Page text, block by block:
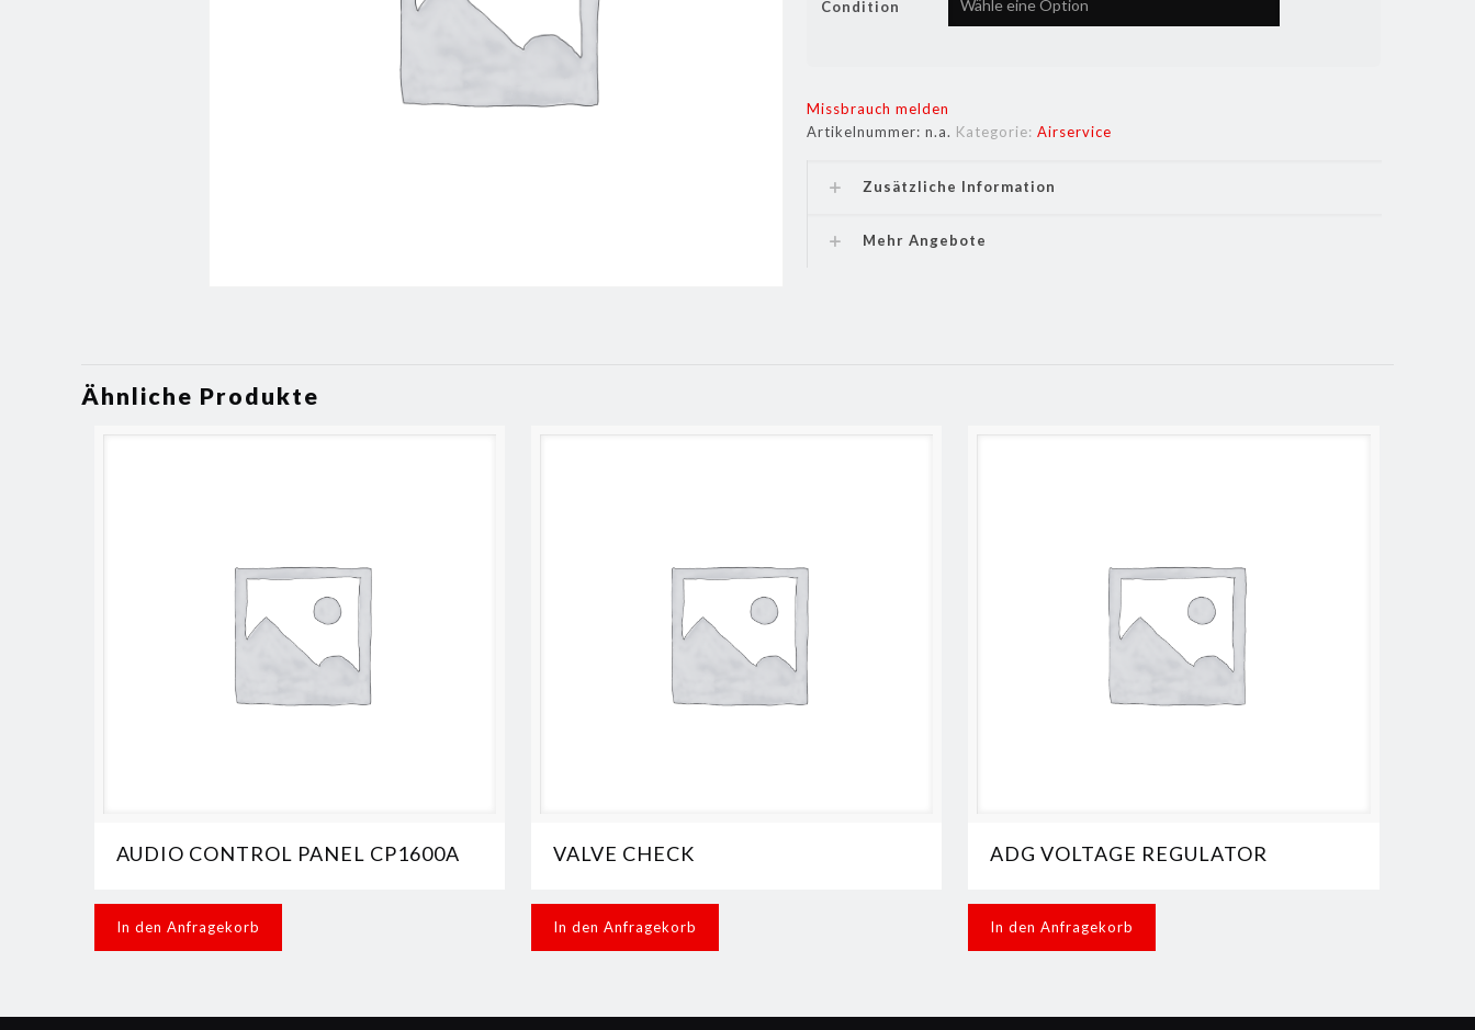
Condition
Missbrauch melden
Artikelnummer:n.a. Kategorie:Airservice
Zusätzliche Information
Mehr Angebote
Ähnliche Produkte
AUDIO CONTROL PANEL CP1600A
In den Anfragekorb
VALVE CHECK
In den Anfragekorb
ADG VOLTAGE REGULATOR
In den Anfragekorb